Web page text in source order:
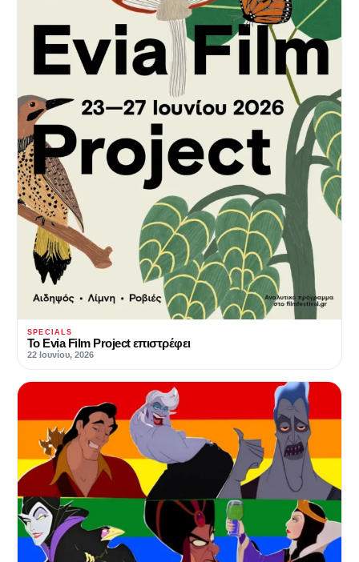
SPECIALS
Το Evia Film Project επιστρέφει
22 Ιουνίου, 2026